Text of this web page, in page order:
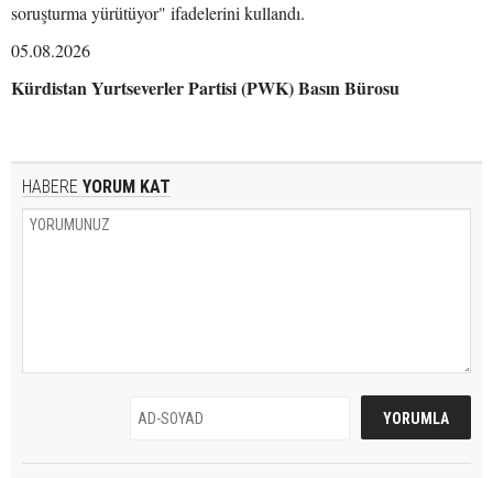
soruşturma yürütüyor" ifadelerini kullandı.
05.08.2026
Kürdistan Yurtseverler Partisi (PWK) Basın Bürosu
HABERE YORUM KAT